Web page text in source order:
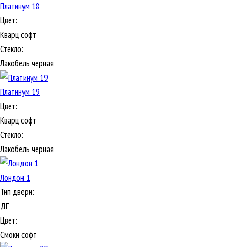
Платинум 18
Цвет:
Кварц софт
Стекло:
Лакобель черная
Платинум 19
Цвет:
Кварц софт
Стекло:
Лакобель черная
Лондон 1
Тип двери:
ДГ
Цвет:
Смоки софт